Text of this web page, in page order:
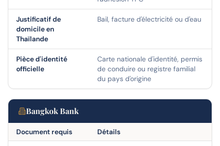
Justificatif de
domicile en
Thaïlande
Bail, facture d'électricité ou d'eau
Pièce d'identité
officielle
Carte nationale d'identité, permis
de conduire ou registre familial
du pays d'origine
Bangkok Bank
Document requis Détails